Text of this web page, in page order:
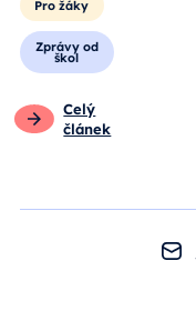
Pro žáky
Zprávy od
škol
Celý
článek